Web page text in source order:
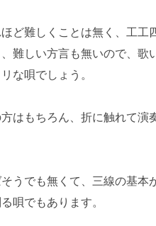
ど難しくことは無く、工工
難しい方言も無いので、歌
な唄でしょう。
はもちろん、折に触れて演
うでも無くて、三線の基本
唄でもあります。